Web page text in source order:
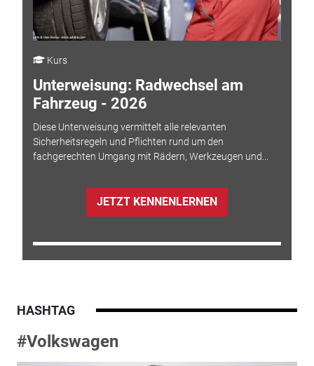
Kurs
Unterweisung: Radwechsel am
Fahrzeug - 2026
Diese Unterweisung vermittelt alle relevanten
Sicherheitsregeln und Pflichten rund um den
fachgerechten Umgang mit Rädern, Werkzeugen und...
JETZT KENNENLERNEN
HASHTAG
#Volkswagen